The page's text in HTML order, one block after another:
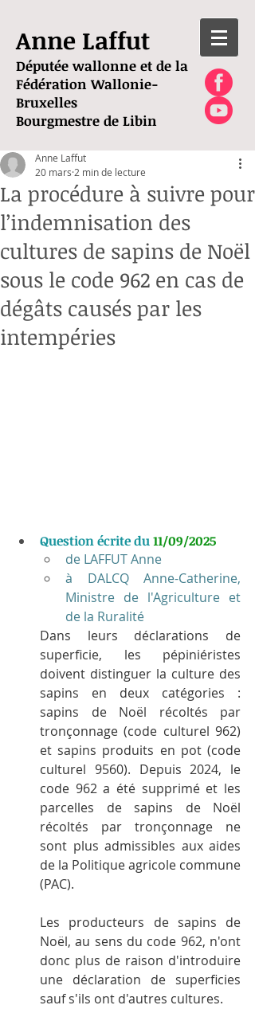
Anne Laffut
Députée wallonne et de la
Fédération Wallonie-
Bruxelles
Bourgmestre de Libin
La procédure à suivre pour
l’indemnisation des
cultures de sapins de Noël
sous le code 962 en cas de
dégâts causés par les
intempéries
Anne Laffut
20 mars 2 min de lecture
Question écrite du 11/09/2025
de LAFFUT Anne
à DALCQ Anne-Catherine,
Ministre de l'Agriculture et
de la Ruralité
Dans leurs déclarations de
superficie, les pépiniéristes
doivent distinguer la culture des
sapins en deux catégories :
sapins de Noël récoltés par
tronçonnage (code culturel 962)
et sapins produits en pot (code
culturel 9560). Depuis 2024, le
code 962 a été supprimé et les
parcelles de sapins de Noël
récoltés par tronçonnage ne
sont plus admissibles aux aides
de la Politique agricole commune
(PAC).
Les producteurs de sapins de
Noël, au sens du code 962, n'ont
donc plus de raison d'introduire
une déclaration de superficies
sauf s'ils ont d'autres cultures.